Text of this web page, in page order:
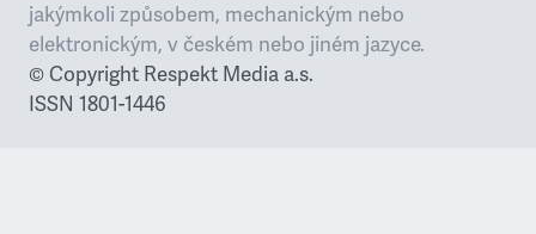
jakýmkoli způsobem, mechanickým nebo
elektronickým, v českém nebo jiném jazyce.
© Copyright Respekt Media a.s.
ISSN 1801-1446